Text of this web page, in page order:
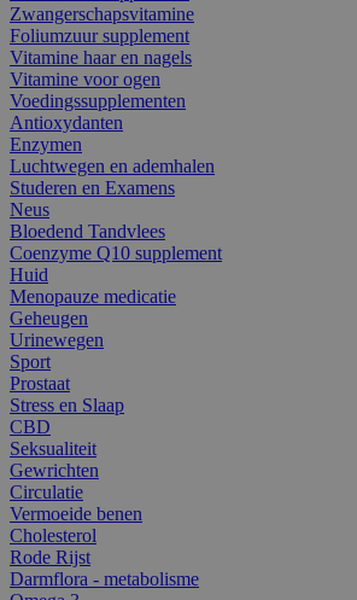
Zwangerschapsvitamine
Foliumzuur supplement
Vitamine haar en nagels
Vitamine voor ogen
Voedingssupplementen
Antioxydanten
Enzymen
Luchtwegen en ademhalen
Studeren en Examens
Neus
Bloedend Tandvlees
Coenzyme Q10 supplement
Huid
Menopauze medicatie
Geheugen
Urinewegen
Sport
Prostaat
Stress en Slaap
CBD
Seksualiteit
Gewrichten
Circulatie
Vermoeide benen
Cholesterol
Rode Rijst
Darmflora - metabolisme